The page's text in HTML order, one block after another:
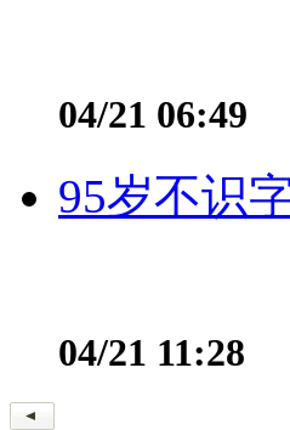
04/21 06:49
95岁不识
04/21 11:28